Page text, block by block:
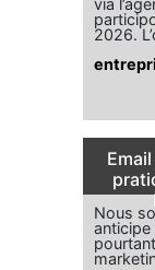
2026.
Nous
anticipe